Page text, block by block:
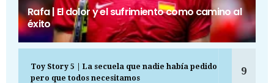
Rafa | El dolor y el sufrimiento como camino al
éxito
Toy Story 5 | La secuela que nadie había pedido
pero que todos necesitamos
9